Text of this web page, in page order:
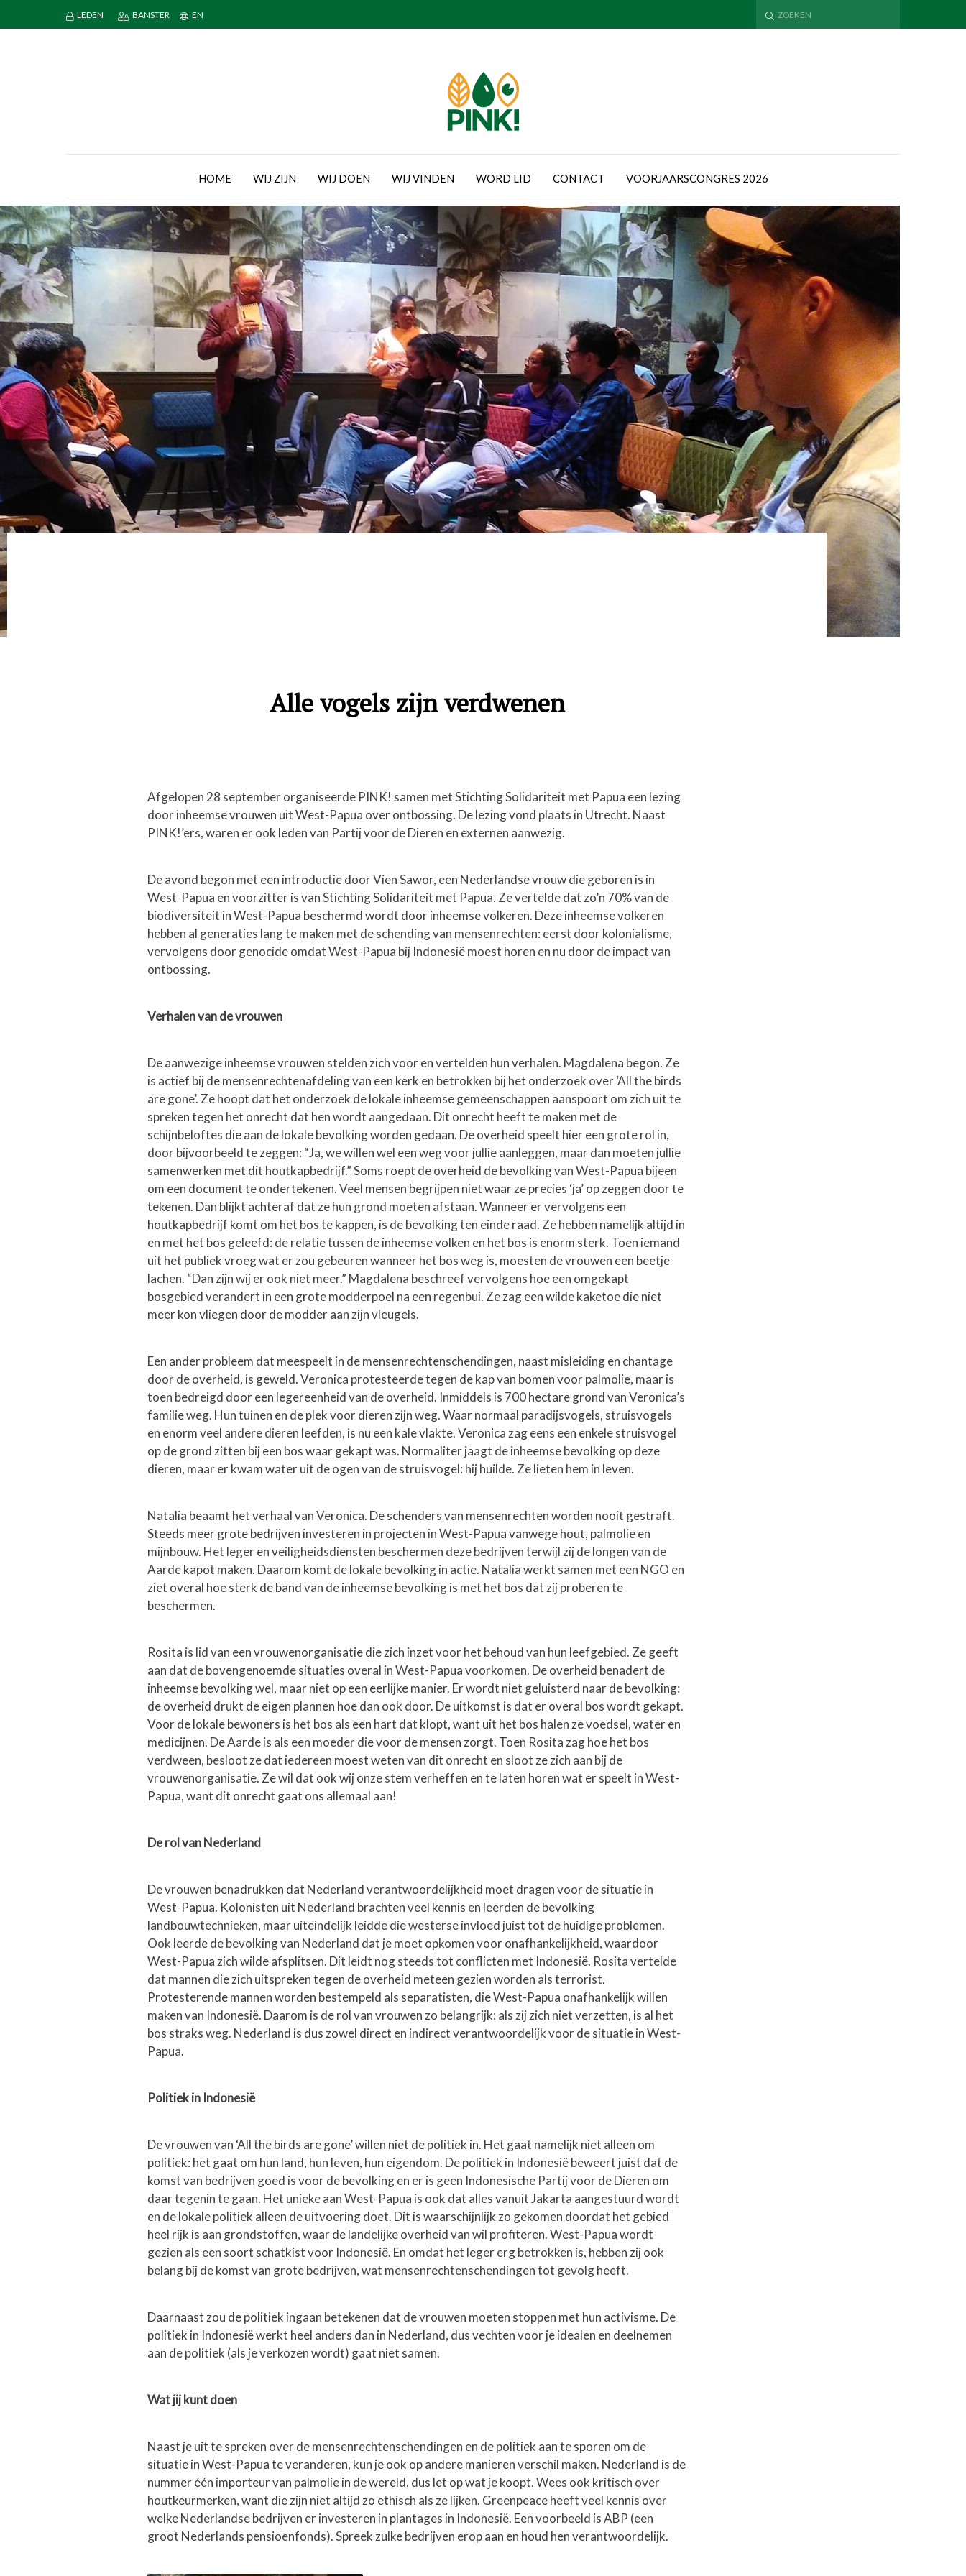
LEDEN BANSTER EN
HOME WIJ ZIJN WIJ DOEN WIJ VINDEN WORD LID CONTACT VOORJAARSCONGRES 2026
Alle vogels zijn verdwenen
Afgelopen 28 september organiseerde PINK! samen met Stichting Solidariteit met Papua een lezing
door inheemse vrouwen uit West-Papua over ontbossing. De lezing vond plaats in Utrecht. Naast
PINK!’ers, waren er ook leden van Partij voor de Dieren en externen aanwezig.
De avond begon met een introductie door Vien Sawor, een Nederlandse vrouw die geboren is in
West-Papua en voorzitter is van Stichting Solidariteit met Papua. Ze vertelde dat zo’n 70% van de
biodiversiteit in West-Papua beschermd wordt door inheemse volkeren. Deze inheemse volkeren
hebben al generaties lang te maken met de schending van mensenrechten: eerst door kolonialisme,
vervolgens door genocide omdat West-Papua bij Indonesië moest horen en nu door de impact van
ontbossing.
Verhalen van de vrouwen
De aanwezige inheemse vrouwen stelden zich voor en vertelden hun verhalen. Magdalena begon. Ze
is actief bij de mensenrechtenafdeling van een kerk en betrokken bij het onderzoek over ‘All the birds
are gone’. Ze hoopt dat het onderzoek de lokale inheemse gemeenschappen aanspoort om zich uit te
spreken tegen het onrecht dat hen wordt aangedaan. Dit onrecht heeft te maken met de
schijnbeloftes die aan de lokale bevolking worden gedaan. De overheid speelt hier een grote rol in,
door bijvoorbeeld te zeggen: “Ja, we willen wel een weg voor jullie aanleggen, maar dan moeten jullie
samenwerken met dit houtkapbedrijf.” Soms roept de overheid de bevolking van West-Papua bijeen
om een document te ondertekenen. Veel mensen begrijpen niet waar ze precies ‘ja’ op zeggen door te
tekenen. Dan blijkt achteraf dat ze hun grond moeten afstaan. Wanneer er vervolgens een
houtkapbedrijf komt om het bos te kappen, is de bevolking ten einde raad. Ze hebben namelijk altijd in
en met het bos geleefd: de relatie tussen de inheemse volken en het bos is enorm sterk. Toen iemand
uit het publiek vroeg wat er zou gebeuren wanneer het bos weg is, moesten de vrouwen een beetje
lachen. “Dan zijn wij er ook niet meer.” Magdalena beschreef vervolgens hoe een omgekapt
bosgebied verandert in een grote modderpoel na een regenbui. Ze zag een wilde kaketoe die niet
meer kon vliegen door de modder aan zijn vleugels.
Een ander probleem dat meespeelt in de mensenrechtenschendingen, naast misleiding en chantage
door de overheid, is geweld. Veronica protesteerde tegen de kap van bomen voor palmolie, maar is
toen bedreigd door een legereenheid van de overheid. Inmiddels is 700 hectare grond van Veronica’s
familie weg. Hun tuinen en de plek voor dieren zijn weg. Waar normaal paradijsvogels, struisvogels
en enorm veel andere dieren leefden, is nu een kale vlakte. Veronica zag eens een enkele struisvogel
op de grond zitten bij een bos waar gekapt was. Normaliter jaagt de inheemse bevolking op deze
dieren, maar er kwam water uit de ogen van de struisvogel: hij huilde. Ze lieten hem in leven.
Natalia beaamt het verhaal van Veronica. De schenders van mensenrechten worden nooit gestraft.
Steeds meer grote bedrijven investeren in projecten in West-Papua vanwege hout, palmolie en
mijnbouw. Het leger en veiligheidsdiensten beschermen deze bedrijven terwijl zij de longen van de
Aarde kapot maken. Daarom komt de lokale bevolking in actie. Natalia werkt samen met een NGO en
ziet overal hoe sterk de band van de inheemse bevolking is met het bos dat zij proberen te
beschermen.
Rosita is lid van een vrouwenorganisatie die zich inzet voor het behoud van hun leefgebied. Ze geeft
aan dat de bovengenoemde situaties overal in West-Papua voorkomen. De overheid benadert de
inheemse bevolking wel, maar niet op een eerlijke manier. Er wordt niet geluisterd naar de bevolking:
de overheid drukt de eigen plannen hoe dan ook door. De uitkomst is dat er overal bos wordt gekapt.
Voor de lokale bewoners is het bos als een hart dat klopt, want uit het bos halen ze voedsel, water en
medicijnen. De Aarde is als een moeder die voor de mensen zorgt. Toen Rosita zag hoe het bos
verdween, besloot ze dat iedereen moest weten van dit onrecht en sloot ze zich aan bij de
vrouwenorganisatie. Ze wil dat ook wij onze stem verheffen en te laten horen wat er speelt in West-
Papua, want dit onrecht gaat ons allemaal aan!
De rol van Nederland
De vrouwen benadrukken dat Nederland verantwoordelijkheid moet dragen voor de situatie in
West-Papua. Kolonisten uit Nederland brachten veel kennis en leerden de bevolking
landbouwtechnieken, maar uiteindelijk leidde die westerse invloed juist tot de huidige problemen.
Ook leerde de bevolking van Nederland dat je moet opkomen voor onafhankelijkheid, waardoor
West-Papua zich wilde afsplitsen. Dit leidt nog steeds tot conflicten met Indonesië. Rosita vertelde
dat mannen die zich uitspreken tegen de overheid meteen gezien worden als terrorist.
Protesterende mannen worden bestempeld als separatisten, die West-Papua onafhankelijk willen
maken van Indonesië. Daarom is de rol van vrouwen zo belangrijk: als zij zich niet verzetten, is al het
bos straks weg. Nederland is dus zowel direct en indirect verantwoordelijk voor de situatie in West-
Papua.
Politiek in Indonesië
De vrouwen van ‘All the birds are gone’ willen niet de politiek in. Het gaat namelijk niet alleen om
politiek: het gaat om hun land, hun leven, hun eigendom. De politiek in Indonesië beweert juist dat de
komst van bedrijven goed is voor de bevolking en er is geen Indonesische Partij voor de Dieren om
daar tegenin te gaan. Het unieke aan West-Papua is ook dat alles vanuit Jakarta aangestuurd wordt
en de lokale politiek alleen de uitvoering doet. Dit is waarschijnlijk zo gekomen doordat het gebied
heel rijk is aan grondstoffen, waar de landelijke overheid van wil profiteren. West-Papua wordt
gezien als een soort schatkist voor Indonesië. En omdat het leger erg betrokken is, hebben zij ook
belang bij de komst van grote bedrijven, wat mensenrechtenschendingen tot gevolg heeft.
Daarnaast zou de politiek ingaan betekenen dat de vrouwen moeten stoppen met hun activisme. De
politiek in Indonesië werkt heel anders dan in Nederland, dus vechten voor je idealen en deelnemen
aan de politiek (als je verkozen wordt) gaat niet samen.
Wat jij kunt doen
Naast je uit te spreken over de mensenrechtenschendingen en de politiek aan te sporen om de
situatie in West-Papua te veranderen, kun je ook op andere manieren verschil maken. Nederland is de
nummer één importeur van palmolie in de wereld, dus let op wat je koopt. Wees ook kritisch over
houtkeurmerken, want die zijn niet altijd zo ethisch als ze lijken. Greenpeace heeft veel kennis over
welke Nederlandse bedrijven er investeren in plantages in Indonesië. Een voorbeeld is ABP (een
groot Nederlands pensioenfonds). Spreek zulke bedrijven erop aan en houd hen verantwoordelijk.